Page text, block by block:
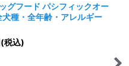
グフード パシフィックオー
犬種・全年齢・アレルギー
(税込)